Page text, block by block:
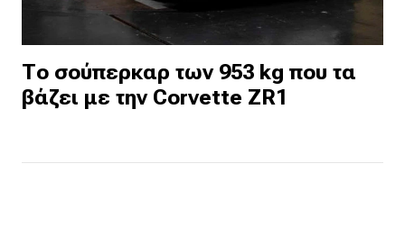
Το σούπερκαρ των 953 kg που τα
βάζει με την Corvette ZR1